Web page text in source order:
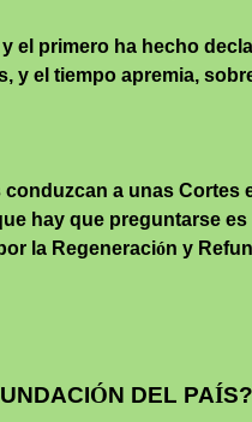
el primero ha hecho
y el tiempo apremia,
a unas Cortes
hay que preguntarse es
la Regeneración y
ÓN DEL PAÍS?